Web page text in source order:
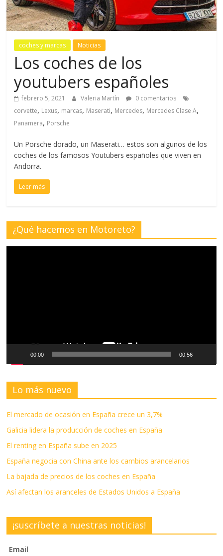
coches y marcas Noticias
Los coches de los
youtubers españoles
febrero 5, 2021 Valeria Martín
0 comentarios
corvette, Lexus, marcas, Maserati, Mercedes, Mercedes Clase A,
Panamera, Porsche
Un Porsche dorado, un Maserati… estos son algunos de los
coches de los famosos Youtubers españoles que viven en
Andorra.
Leer más
¿Qué hacemos en Motoreto?
00:00 00:56
Lo más nuevo
El mercado de ocasión en España crece un 3,7%
Galicia lidera la producción de coches en España
El renting en España sube en 2025
España negocia con China ante los cambios arancelarios
La bajada de precios de los coches en España
Así afectan los aranceles de Estados Unidos a España
¡suscríbete a nuestras noticias!
Email